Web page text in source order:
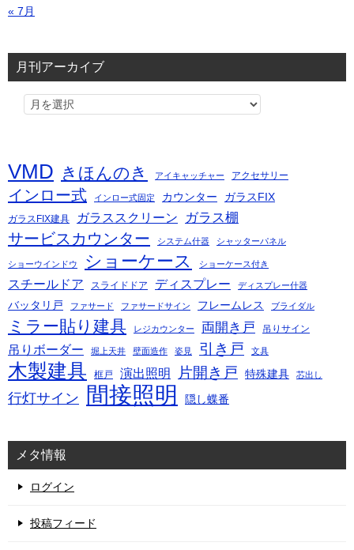
« 7月
月刊アーカイブ
VMD きほんのき アイキャッチャー アクセサリー
インロー式 インロー式固定 カウンター ガラスFIX
ガラスFIX建具 ガラススクリーン ガラス棚
サービスカウンター システム什器 シャッターパネル
ショーウインドウ ショーケース ショーケース付き
スチールドア スライドドア ディスプレー ディスプレー什器
バッタリ戸 ファサード ファサードサイン フレームレス ブライダル
ミラー貼り建具 レジカウンター 両開き戸 吊りサイン
吊りボーダー 堀上天井 壁面造作 姿見 引き戸 文具
木製建具 框戸 演出照明 片開き戸 特殊建具 芯出し
行灯サイン 間接照明 隠し蝶番
メタ情報
ログイン
投稿フィード